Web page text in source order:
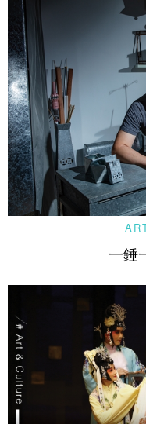
一錘